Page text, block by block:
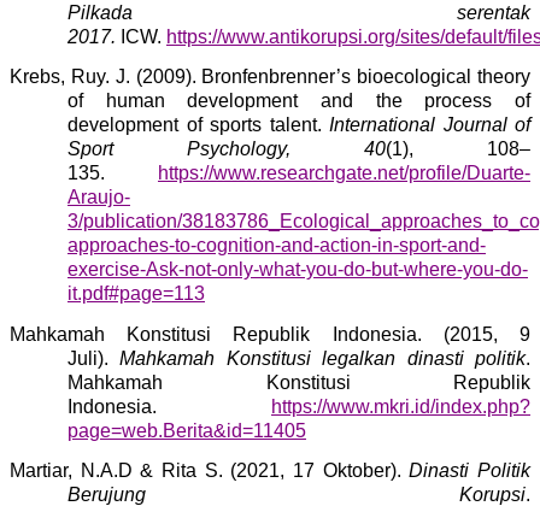
Pilkada serentak
2017. ICW. https://www.antikorupsi.org/sites/default/
Krebs, Ruy. J. (2009). Bronfenbrenner’s bioecological theory
of human development and the process of
development of sports talent. International Journal of
Sport Psychology, 40(1), 108–
135.
https://www.researchgate.net/profile/Duarte-
Araujo-
3/publication/
approaches-to-cognition-and-action-in-sport-and-
exercise-Ask-not-only-what-you-do-but-where-you-do-
it.pdf#page=113
Mahkamah Konstitusi Republik Indonesia. (2015, 9
Juli).Mahkamah Konstitusi legalkan dinasti politik.
Mahkamah Konstitusi Republik
Indonesia.
https://www.mkri.id/index.php?
page=web.Berita&id=11405
Martiar, N.A.D & Rita S. (2021, 17 Oktober).Dinasti Politik
Berujung Korupsi.